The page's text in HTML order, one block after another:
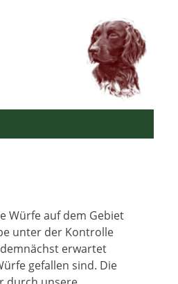
Würfe auf dem Gebiet
unter der Kontrolle
erwartet
gefallen sind. Die